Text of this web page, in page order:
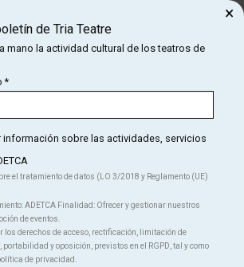
12 €
12:00 h
L'autèntica
12 €
Finalizado
de Tria Teatre
mano la actividad cultural de los teatros de
*
información sobre las actividades, servicios
el tratamiento de datos (LO 3/2018 y Reglamento (UE)
ADETCA Finalidad: Ofrecer y gestionar nuestros
de eventos.
los derechos de acceso, rectificación, limitación de
y oposición, previstos en el RGPD, tal y como
de privacidad.
×